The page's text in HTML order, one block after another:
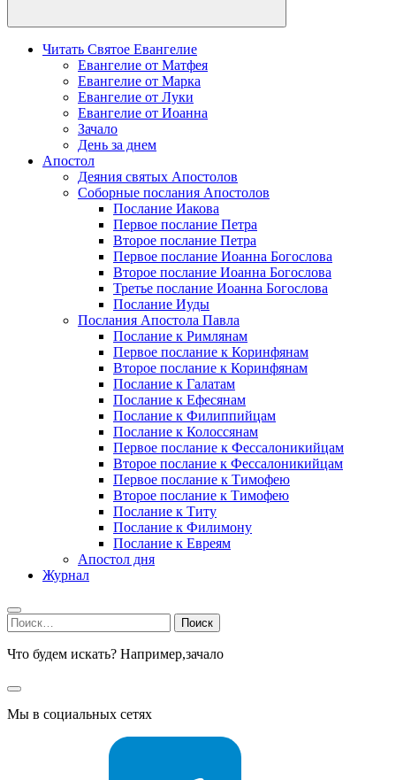
Читать Святое Евангелие
Евангелие от Матфея
Евангелие от Марка
Евангелие от Луки
Евангелие от Иоанна
Зачало
День за днем
Апостол
Деяния святых Апостолов
Соборные послания Апостолов
Послание Иакова
Первое послание Петра
Второе послание Петра
Первое послание Иоанна Богослова
Второе послание Иоанна Богослова
Третье послание Иоанна Богослова
Послание Иуды
Послания Апостола Павла
Послание к Римлянам
Первое послание к Коринфянам
Второе послание к Коринфянам
Послание к Галатам
Послание к Ефесянам
Послание к Филиппийцам
Послание к Колоссянам
Первое послание к Фессалоникийцам
Второе послание к Фессалоникийцам
Первое послание к Тимофею
Второе послание к Тимофею
Послание к Титу
Послание к Филимону
Послание к Евреям
Апостол дня
Журнал
Найти:
Что будем искать? Например,зачало
Мы в социальных сетях